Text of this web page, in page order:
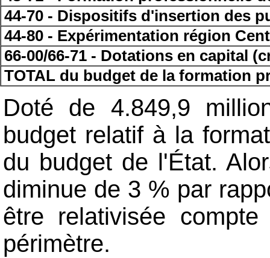
44-70 - Dispositifs d'insertion des
44-80 - Expérimentation région
66-00/66-71 - Dotations en capital
TOTAL du budget de la formation
Doté de 4.849,9
budget relatif à la
du budget de l'État.
diminue de 3 % par
être relativisée
périmètre.